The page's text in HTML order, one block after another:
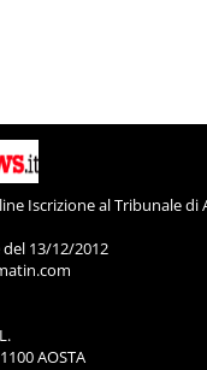
Iscrizione al Tribunale di
13/12/2012
AOSTA